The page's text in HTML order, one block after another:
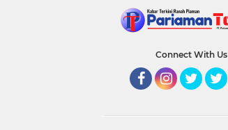
Connect With Us